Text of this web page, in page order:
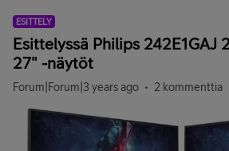
ESITTELY
Esittelyssä Philips 242E1GAJ
27" -näytöt
Forum|Forum|3 years ago 2 kommenttia